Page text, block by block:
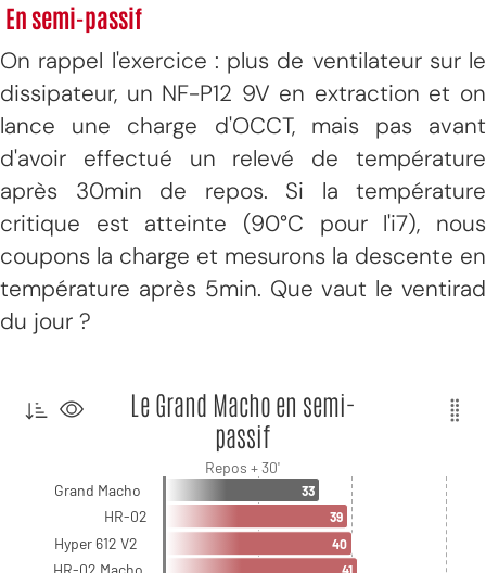
En semi-passif
On rappel l'exercice : plus de ventilateur sur le
dissipateur, un NF-P12 9V en extraction et on
lance une charge d'OCCT, mais pas avant
d'avoir effectué un relevé de température
après 30min de repos. Si la température
critique est atteinte (90°C pour l'i7), nous
coupons la charge et mesurons la descente en
température après 5min. Que vaut le ventirad
du jour ?